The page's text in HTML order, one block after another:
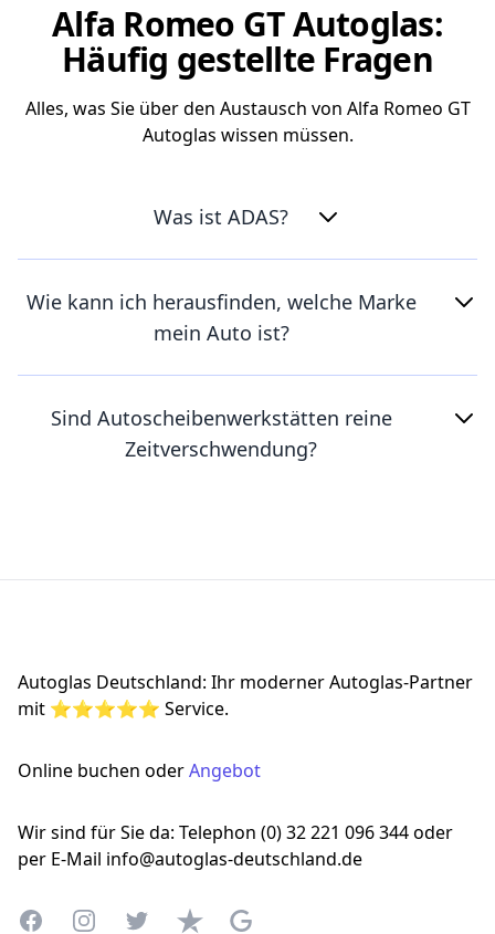
Alfa Romeo GT Autoglas:
Häufig gestellte Fragen
Alles, was Sie über den Austausch von Alfa Romeo GT
Autoglas wissen müssen.
Was ist ADAS?
Wie kann ich herausfinden, welche Marke
mein Auto ist?
Sind Autoscheibenwerkstätten reine
Zeitverschwendung?
Autoglas Deutschland: Ihr moderner Autoglas-Partner
mit ⭐⭐⭐⭐⭐ Service.
Online buchen oderAngebot
Wir sind für Sie da: Telephon (0) 32 221 096 344 oder
per E-Mail info@autoglas-deutschland.de
FacebookInstagramTwitterTrustpilotGoogle Business Profile